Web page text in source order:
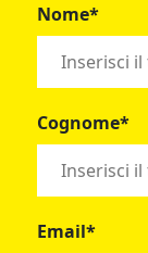
Nome*
Cognome*
Email*